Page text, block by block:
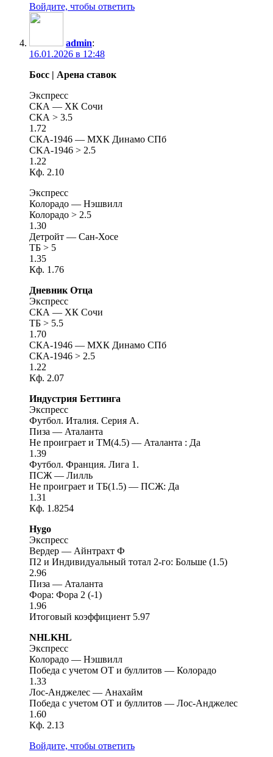
Войдите, чтобы ответить
admin:
16.01.2026 в 12:48
Босс | Арена ставок
Экспресс
СКА — ХК Сочи
СКА > 3.5
1.72
СКА-1946 — МХК Динамо СПб
СKА-1946 > 2.5
1.22
Кф. 2.10
Экспресс
Колорадо — Нэшвилл
Колорадо > 2.5
1.30
Детройт — Сан-Хосе
ТБ > 5
1.35
Кф. 1.76
Дневник Отца
Экспресс
СКА — ХК Сочи
ТБ > 5.5
1.70
СКА-1946 — МХК Динамо СПб
СКA-1946 > 2.5
1.22
Кф. 2.07
Индустрия Беттинга
Экспресс
Футбол. Италия. Серия А.
Пиза — Аталанта
Не проиграет и ТМ(4.5) — Аталанта : Да
1.39
Футбол. Франция. Лига 1.
ПСЖ — Лилль
Не проиграет и ТБ(1.5) — ПСЖ: Да
1.31
Кф. 1.8254
Hygo
Экспресс
Вердер — Айнтрахт Ф
П2 и Индивидуальный тотал 2-го: Больше (1.5)
2.96
Пиза — Аталанта
Фора: Фора 2 (-1)
1.96
Итоговый коэффициент 5.97
NHLKHL
Экспресс
Колорадо — Нэшвилл
Победа с учетом ОТ и буллитов — Колорадо
1.33
Лос-Анджелес — Анахайм
Победа с учетом ОТ и буллитов — Лос-Анджелес
1.60
Кф. 2.13
Войдите, чтобы ответить